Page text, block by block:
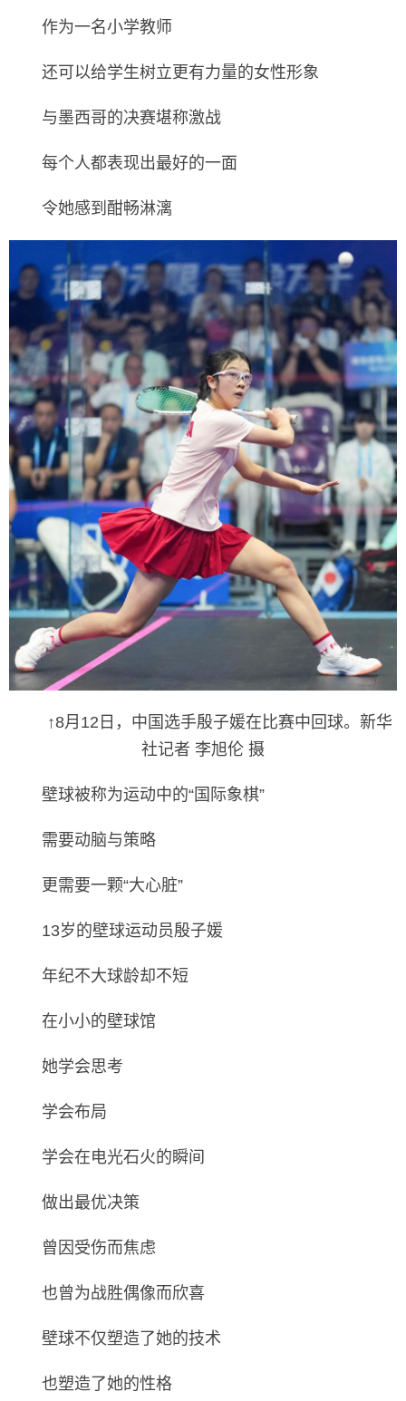
作为一名小学教师
还可以给学生树立更有力量的女性形象
与墨西哥的决赛堪称激战
每个人都表现出最好的一面
令她感到酣畅淋漓
↑8月12日，中国选手殷子媛在比赛中回球。新华
社记者 李旭伦 摄
壁球被称为运动中的“国际象棋”
需要动脑与策略
更需要一颗“大心脏”
13岁的壁球运动员殷子媛
年纪不大球龄却不短
在小小的壁球馆
她学会思考
学会布局
学会在电光石火的瞬间
做出最优决策
曾因受伤而焦虑
也曾为战胜偶像而欣喜
壁球不仅塑造了她的技术
也塑造了她的性格